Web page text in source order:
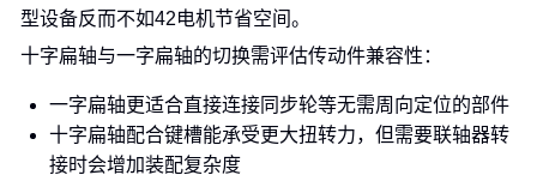
型设备反而不如42电机节省空间。
十字扁轴与一字扁轴的切换需评估传动件兼容性：
一字扁轴更适合直接连接同步轮等无需周向定位的部件
十字扁轴配合键槽能承受更大扭转力，但需要联轴器转
接时会增加装配复杂度